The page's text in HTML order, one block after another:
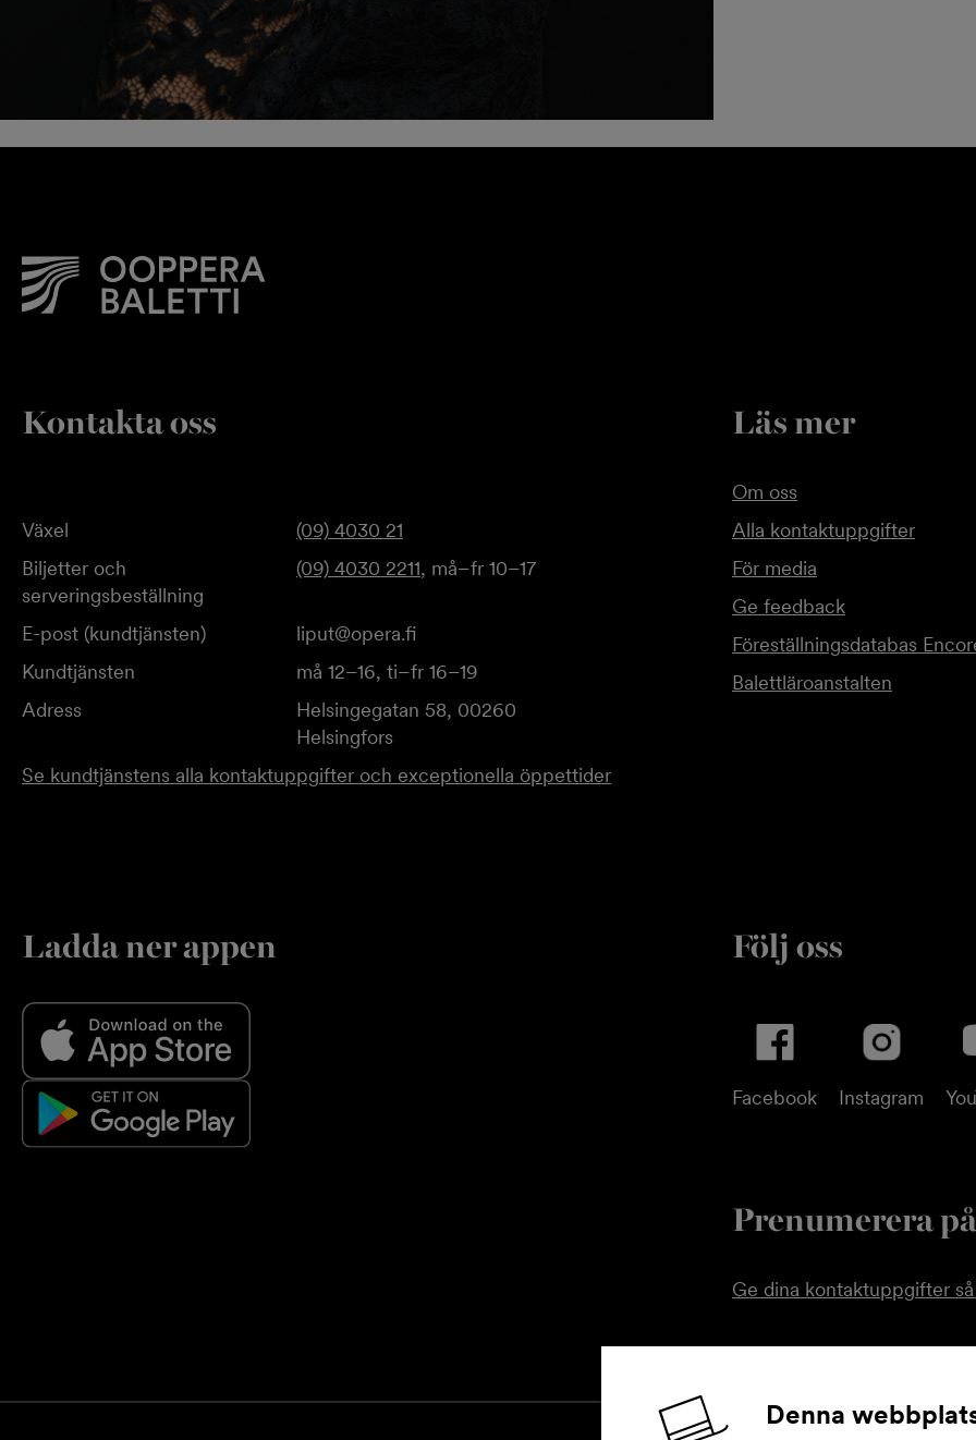
Kontakta oss
Växel
(09) 4030 21
Biljetter och
serveringsbeställning
(09) 4030 2211, må–fr 10–17
E-post (kundtjänsten)
liput@opera.fi
Kundtjänsten
må 12–16, ti–fr 16–19
Adress
Helsingegatan 58, 00260
Helsingfors
Se kundtjänstens alla kontaktuppgifter och exceptionella öppettider
Läs mer
Om oss
Alla kontaktuppgifter
För media
Ge feedback
Föreställningsdatabas
Balettläroanstalten
Ladda ner appen Följ oss
Facebook Instagram
Prenumerera
Ge dina kontaktuppgifter
Denna